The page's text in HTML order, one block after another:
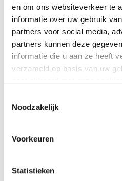
en om ons websiteverkeer te
informatie over uw gebruik
partners voor social media,
partners kunnen deze
informatie die u aan ze heeft
verzameld op basis van uw
Noodzakelijk
Voorkeuren
Statistieken
Maakt jouw school ook
differentiatiemodule en/of de
Dan bieden we trainingen
de studiewijzer en direct
leermiddelen te integreren in